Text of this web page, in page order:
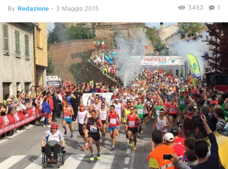
By Redazione - 3 Maggio 2015 1
3453